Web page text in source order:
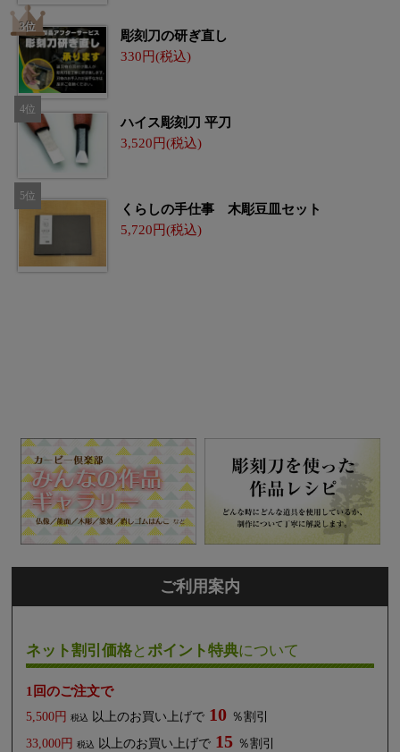
彫刻刀の研ぎ直し
330
ハイス彫刻刀 平刀
3,520
くらしの手仕事 木彫豆皿セット
5,720
ご利用案内
ネット割引価格とポイント特典について
1回のご注文で
5,500円 税込 以上のお買い上げで 10 ％割引
33,000円
税込 以上のお買い上げで 15 ％割引